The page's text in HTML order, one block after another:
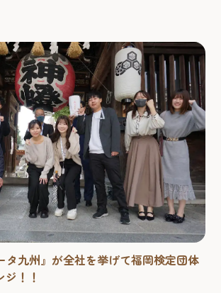
ります！ 申込期間は2024年11月1日
月10日（金曜日...
タ九州』が全社を挙げて福岡検定団体
！！